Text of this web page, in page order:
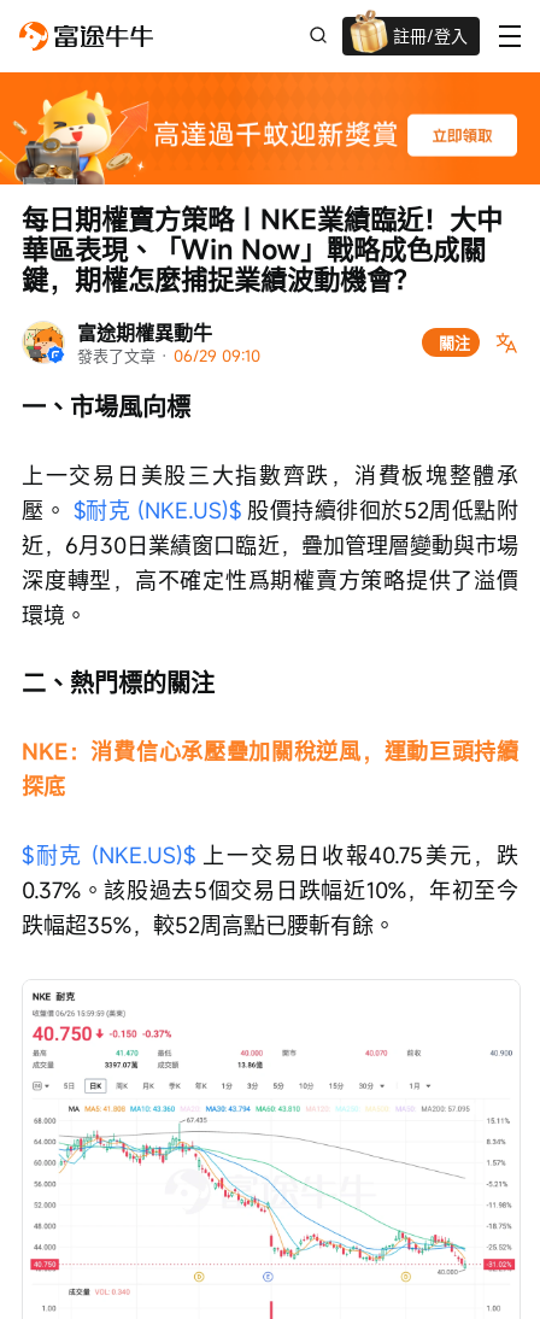
註冊/登入
迎新驚喜賞 股票/BTC等任你揀!
富途期權異動牛
發表了文章 · 06/29 09:10
關注
每日期權賣方策略｜NKE業績臨近！大中
華區表現、「Win Now」戰略成色成關
鍵，期權怎麼捕捉業績波動機會？
一、市場風向標
上一交易日美股三大指數齊跌，消費板塊整體承
壓。 $耐克 (NKE.US)$ 股價持續徘徊於52周低點附
近，6月30日業績窗口臨近，疊加管理層變動與市場
深度轉型，高不確定性爲期權賣方策略提供了溢價
環境。
二、熱門標的關注
NKE：消費信心承壓疊加關稅逆風，運動巨頭持續
探底
$耐克 (NKE.US)$ 上一交易日收報40.75美元，跌
0.37%。該股過去5個交易日跌幅近10%，年初至今
跌幅超35%，較52周高點已腰斬有餘。